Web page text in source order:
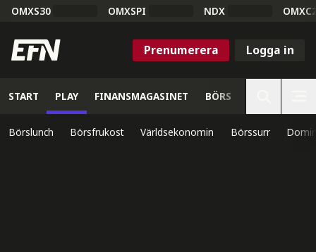
OMXS30 OMXSPI NDX
Prenumerera Logga in
START PLAY FINANSMAGASINET BÖRS
Börslunch Börsfrukost Världsekonomin Börssurr